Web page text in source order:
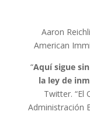
Aaron
American
“Aquí sigue
la ley de
Twitter. “El
Administración